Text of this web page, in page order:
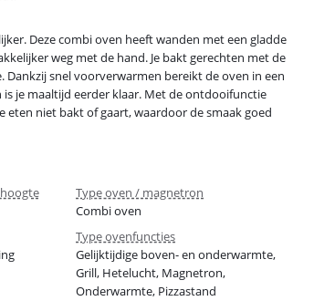
Deze combi oven heeft wanden met een gladde
weg met de hand. Je bakt gerechten met de
snel voorverwarmen bereikt de oven in een
je maaltijd eerder klaar. Met de ontdooifunctie
niet bakt of gaart, waardoor de smaak goed
Type oven / magnetron
Combi oven
Type ovenfuncties
Gelijktijdige boven- en onderwarmte,
Grill, Hetelucht, Magnetron,
Onderwarmte, Pizzastand